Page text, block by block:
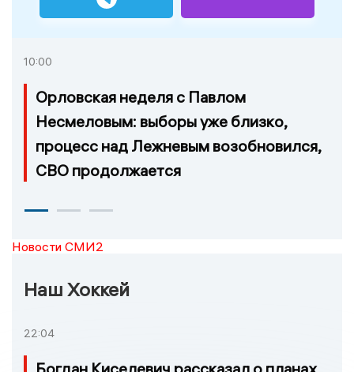
10:00
Орловская неделя с Павлом
Несмеловым: выборы уже близко,
процесс над Лежневым возобновился,
СВО продолжается
Новости СМИ2
Наш Хоккей
22:04